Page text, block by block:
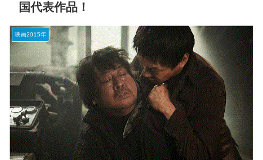
国代表作品！
映画2015年